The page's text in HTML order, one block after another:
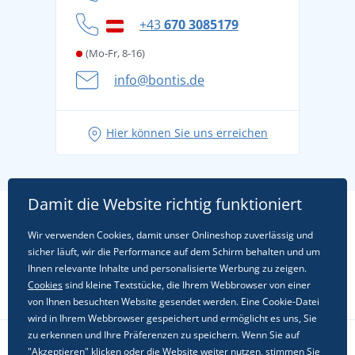
Cookie-Richtlinie
+43670 3085179
(Mo-Fr, 8-16)
info@bontis.de
Hier können Sie uns erreichen
Damit die Website richtig funktioniert
Wir verwenden Cookies, damit unser Onlineshop zuverlässig und
sicher läuft, wir die Performance auf dem Schirm behalten und um
Ihnen relevante Inhalte und personalisierte Werbung zu zeigen.
Cookiessind kleine Textstücke, die Ihrem Webbrowser von einer
von Ihnen besuchten Website gesendet werden. Eine Cookie-Datei
wird in Ihrem Webbrowser gespeichert und ermöglicht es uns, Sie
zu erkennen und Ihre Präferenzen zu speichern. Wenn Sie auf
"Akzeptieren" klicken oder die Website weiter nutzen, stimmen Sie